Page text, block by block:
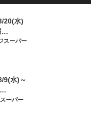
20(水)
…
スーパー
9(水)～
ーパー